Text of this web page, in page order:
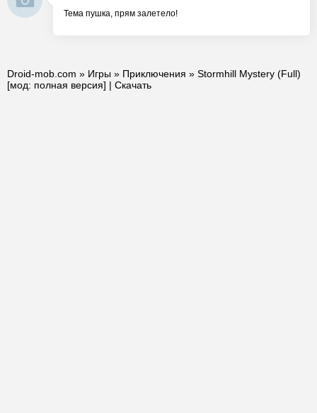
Тема пушка, прям залетело!
Droid-mob.com » Игры » Приключения » Stormhill Mystery (Full)
[мод: полная версия] | Скачать